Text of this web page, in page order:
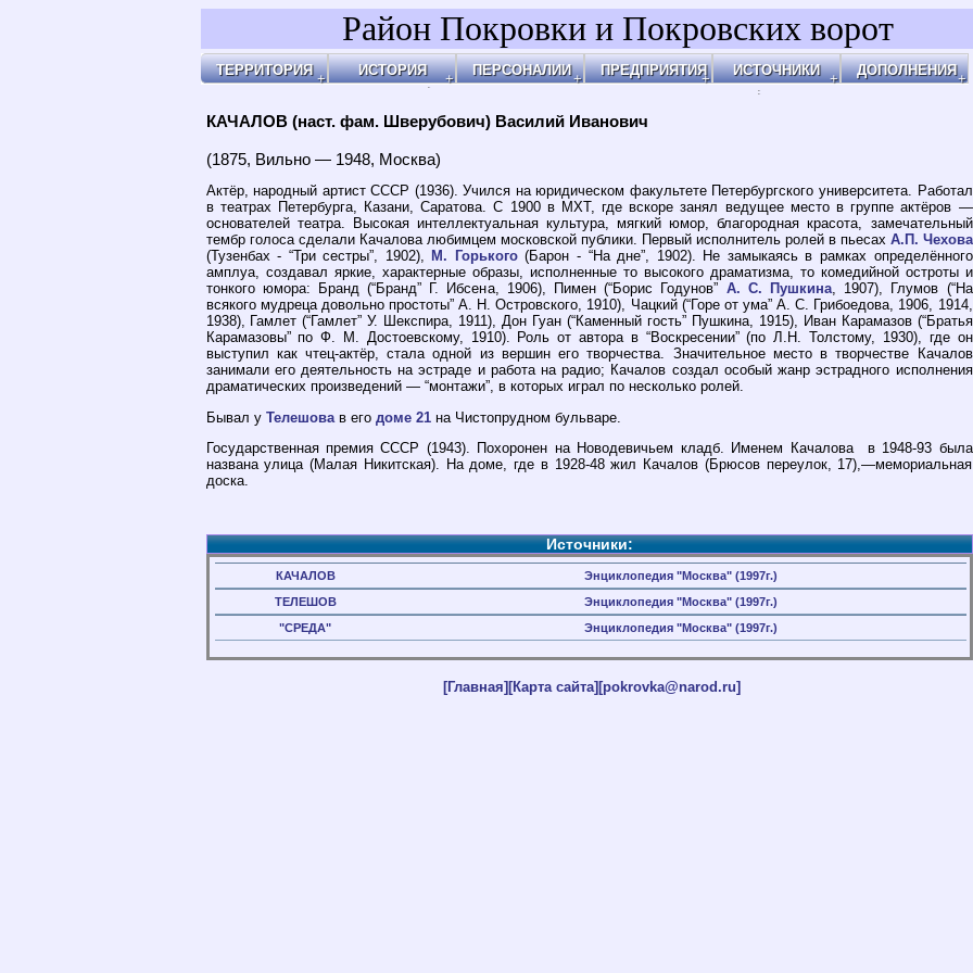
Район Покровки и Покровских ворот
ТЕРРИТОРИЯ
Потаповский, Сверчков
Чистые Пруды
Переулки просвещенья
Черногрязка - рожденье
Покровка - между Белым и Земляным городом
Площадь Земляного вала
Маросейка - начало
Маросейка переходит в Покровку
Покровка у Потаповского и Колпачного
Покровские ворота
Бараши
Казённая слобода
Земляной вал
Глинищи
Ивановская горка
Хохлы
Покровский бульвар - середина
Под соснами
У Курского вокзала
Кулишки
Солянка - начало
Хитровка
Покровский бульвар - южная часть
ИСТОРИЯ
Усадьбы
Покровские казармы
4-ая мужская гимназия
Лепёхинский родильный дом
Иноземцы и Поганый пруд
Старые карты
Архитектура
Хронология
Хронология2
ПЕРСОНАЛИИ
Проживали
Работали
Учились
Фотографы
Художники
ПРЕДПРИЯТИЯ
Спорт
Транспорт
Финансы
Юридические
Охрана
Общественные
Промышленность
ИСТОЧНИКИ ДОПОЛНЕНИЯ
КАЧАЛОВ (наст. фам. Шверубович) Василий Иванович
(1875, Вильно — 1948, Москва)
Актёр, народный артист СССР (1936). Учился на юридическом факультете Петербургского университета. Работал
в театрах Петербурга, Казани, Саратова. С 1900 в МХТ, где вскоре занял ведущее место в группе актёров —
основателей театра. Высокая интеллектуальная культура, мягкий юмор, благородная красота, замечательный
тембр голоса сделали Качалова любимцем московской публики. Первый исполнитель ролей в пьесах А.П. Чехова
(Тузенбах - “Три сестры”, 1902), М. Горького(Барон - “На дне”, 1902). Не замыкаясь в рамках определённого
амплуа, создавал яркие, характерные образы, исполненные то высокого драматизма, то комедийной остроты и
тонкого юмора: Бранд (“Бранд” Г. Ибсена, 1906), Пимен (“Борис Годунов” А. С. Пушкина, 1907), Глумов (“На
всякого мудреца довольно простоты” А. Н. Островского, 1910), Чацкий (“Горе от ума” А. С. Грибоедова, 1906, 1914,
1938), Гамлет (“Гамлет” У. Шекспира, 1911), Дон Гуан (“Каменный гость” Пушкина, 1915), Иван Карамазов (“Братья
Карамазовы” по Ф. М. Достоевскому, 1910). Роль от автора в “Воскресении” (по Л.Н. Толстому, 1930), где он
выступил как чтец-актёр, стала одной из вершин его творчества. Значительное место в творчестве Качалов
занимали его деятельность на эстраде и работа на радио; Качалов создал особый жанр эстрадного исполнения
драматических произведений — “монтажи”, в которых играл по несколько ролей.
Бывал у Телешовав его доме 21на Чистопрудном бульваре.
Государственная премия СССР (1943). Похоронен на Новодевичьем кладб. Именем Качалова в 1948-93 была
названа улица (Малая Никитская). На доме, где в 1928-48 жил Качалов (Брюсов переулок, 17),—мемориальная
доска.
Источники:
КАЧАЛОВ
Энциклопедия "Москва" (1997г.)
ТЕЛЕШОВ
Энциклопедия "Москва" (1997г.)
"СРЕДА"
Энциклопедия "Москва" (1997г.)
[Главная][Карта сайта][pokrovka@narod.ru]